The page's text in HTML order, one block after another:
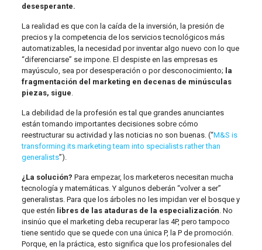
desesperante.
La realidad es que con la caída de la inversión, la presión de
precios y la competencia de los servicios tecnológicos más
automatizables, la necesidad por inventar algo nuevo con lo que
“diferenciarse” se impone. El despiste en las empresas es
mayúsculo, sea por desesperación o por desconocimiento; la
fragmentación del marketing en decenas de minúsculas
piezas, sigue.
La debilidad de la profesión es tal que grandes anunciantes
están tomando importantes decisiones sobre cómo
reestructurar su actividad y las noticias no son buenas. (“M&S is
transforming its marketing team into specialists rather than
generalists”).
¿La solución? Para empezar, los marketeros necesitan mucha
tecnología y matemáticas. Y algunos deberán “volver a ser”
generalistas. Para que los árboles no les impidan ver el bosque y
que estén libres de las ataduras de la especialización. No
insinúo que el marketing deba recuperar las 4P, pero tampoco
tiene sentido que se quede con una única P, la P de promoción.
Porque, en la práctica, esto significa que los profesionales del